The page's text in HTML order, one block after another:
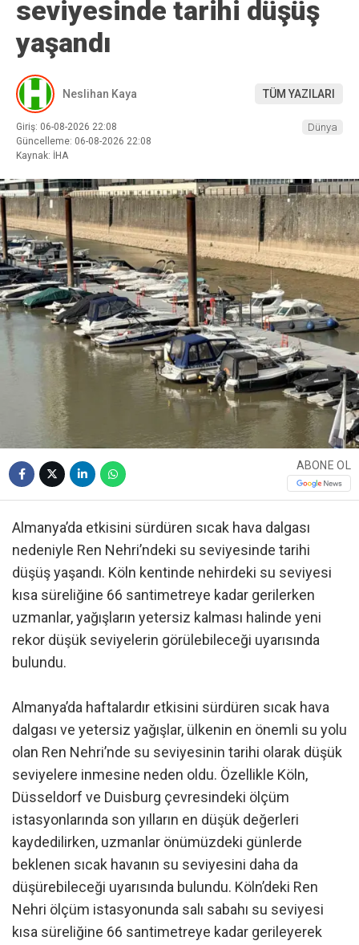
seviyesinde tarihi düşüş
yaşandı
Neslihan Kaya TÜM YAZILARI
Giriş: 06-08-2026 22:08
Güncelleme: 06-08-2026 22:08
Kaynak: İHA
Dünya
ABONE OL
Almanya’da etkisini sürdüren sıcak hava dalgası
nedeniyle Ren Nehri’ndeki su seviyesinde tarihi
düşüş yaşandı. Köln kentinde nehirdeki su seviyesi
kısa süreliğine 66 santimetreye kadar gerilerken
uzmanlar, yağışların yetersiz kalması halinde yeni
rekor düşük seviyelerin görülebileceği uyarısında
bulundu.
Almanya’da haftalardır etkisini sürdüren sıcak hava
dalgası ve yetersiz yağışlar, ülkenin en önemli su yolu
olan Ren Nehri’nde su seviyesinin tarihi olarak düşük
seviyelere inmesine neden oldu. Özellikle Köln,
Düsseldorf ve Duisburg çevresindeki ölçüm
istasyonlarında son yılların en düşük değerleri
kaydedilirken, uzmanlar önümüzdeki günlerde
beklenen sıcak havanın su seviyesini daha da
düşürebileceği uyarısında bulundu. Köln’deki Ren
Nehri ölçüm istasyonunda salı sabahı su seviyesi
kısa süreliğine 66 santimetreye kadar gerileyerek